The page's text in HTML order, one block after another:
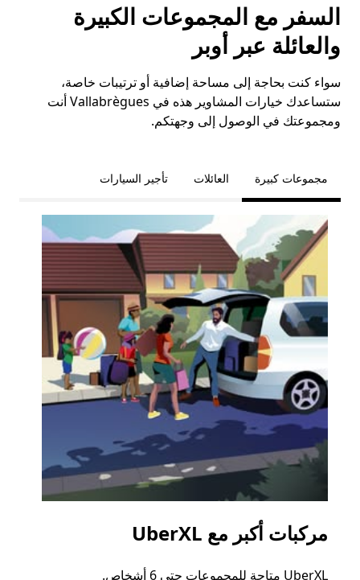
السفر مع المجموعات الكبيرة
والعائلة عبر أوبر
سواء كنت بحاجة إلى مساحة إضافية أو ترتيبات خاصة،
ستساعدك خيارات المشاوير هذه في Vallabrègues أنت
ومجموعتك في الوصول إلى وجهتكم.
مجموعات كبيرة العائلات تأجير السيارات
مركبات أكبر مع UberXL
UberXL متاحة للمجموعات حتى 6 أشخاص.